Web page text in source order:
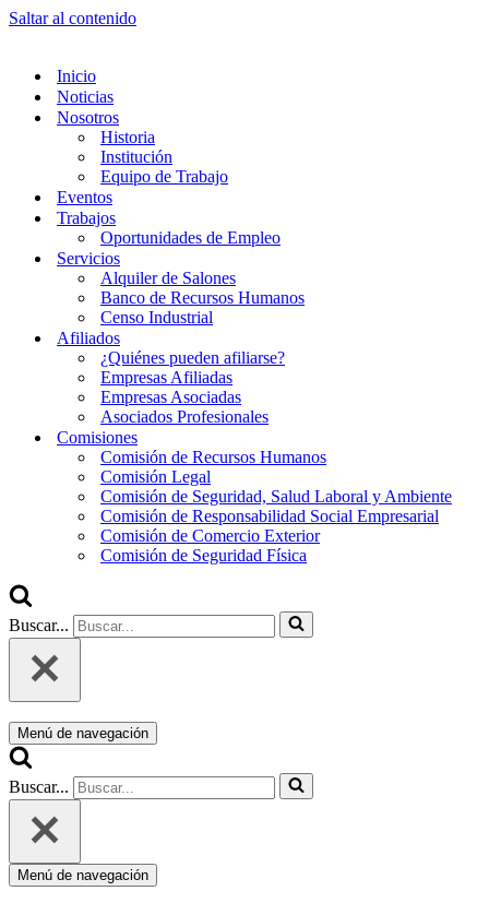
Saltar al contenido
Inicio
Noticias
Nosotros
Historia
Institución
Equipo de Trabajo
Eventos
Trabajos
Oportunidades de Empleo
Servicios
Alquiler de Salones
Banco de Recursos Humanos
Censo Industrial
Afiliados
¿Quiénes pueden afiliarse?
Empresas Afiliadas
Empresas Asociadas
Asociados Profesionales
Comisiones
Comisión de Recursos Humanos
Comisión Legal
Comisión de Seguridad, Salud Laboral y Ambiente
Comisión de Responsabilidad Social Empresarial
Comisión de Comercio Exterior
Comisión de Seguridad Física
Buscar...
Menú de navegación
Buscar...
Menú de navegación